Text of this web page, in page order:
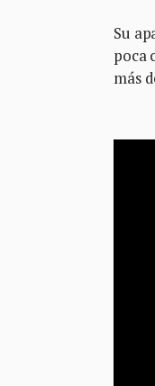
Su
poca
más